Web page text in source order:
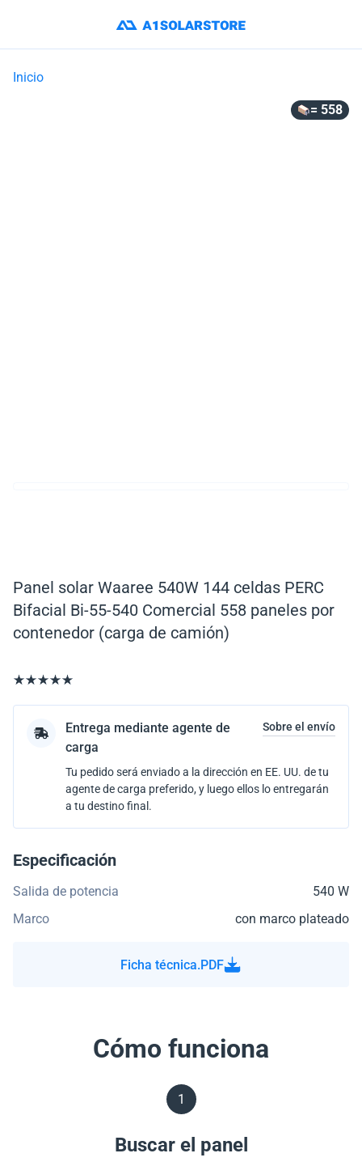
Inicio
= 558
Panel solar Waaree 540W 144 celdas PERC
Bifacial Bi-55-540 Comercial 558 paneles por
contenedor (carga de camión)
Entrega mediante agente de
carga
Sobre el envío
Tu pedido será enviado a la dirección en EE. UU. de tu
agente de carga preferido, y luego ellos lo entregarán
a tu destino final.
Especificación
Salida de potencia
540 W
Marco
con marco plateado
Ficha técnica.PDF
Cómo funciona
1
Buscar el panel